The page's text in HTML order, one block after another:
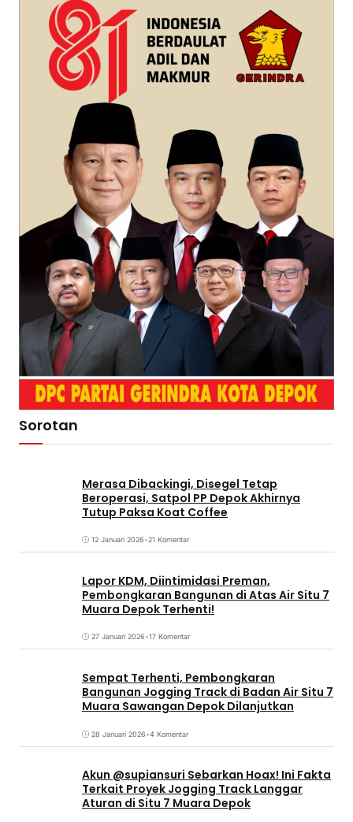
Sorotan
Merasa Dibackingi, Disegel Tetap
Beroperasi, Satpol PP Depok Akhirnya
Tutup Paksa Koat Coffee
12 Januari 2026•21 Komentar
Lapor KDM, Diintimidasi Preman,
Pembongkaran Bangunan di Atas Air Situ 7
Muara Depok Terhenti!
27 Januari 2026•17 Komentar
Sempat Terhenti, Pembongkaran
Bangunan Jogging Track di Badan Air Situ 7
Muara Sawangan Depok Dilanjutkan
28 Januari 2026•4 Komentar
Akun @supiansuri Sebarkan Hoax! Ini Fakta
Terkait Proyek Jogging Track Langgar
Aturan di Situ 7 Muara Depok